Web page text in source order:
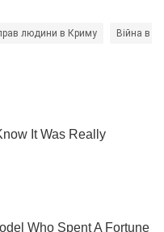
людини в Криму Війна в